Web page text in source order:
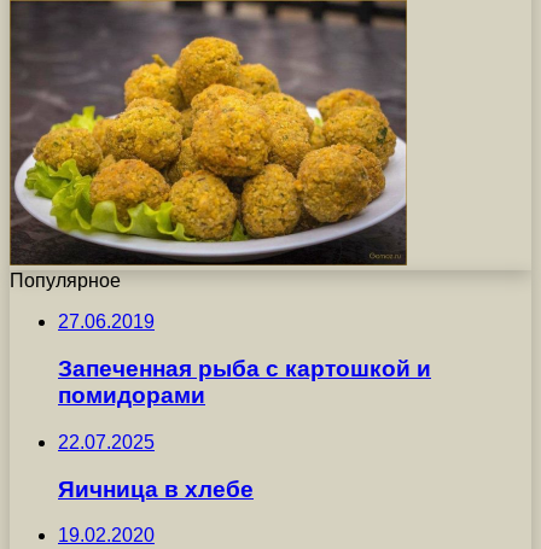
Популярное
27.06.2019
Запеченная рыба с картошкой и
помидорами
22.07.2025
Яичница в хлебе
19.02.2020